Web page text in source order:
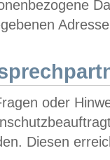
oder
Diesen